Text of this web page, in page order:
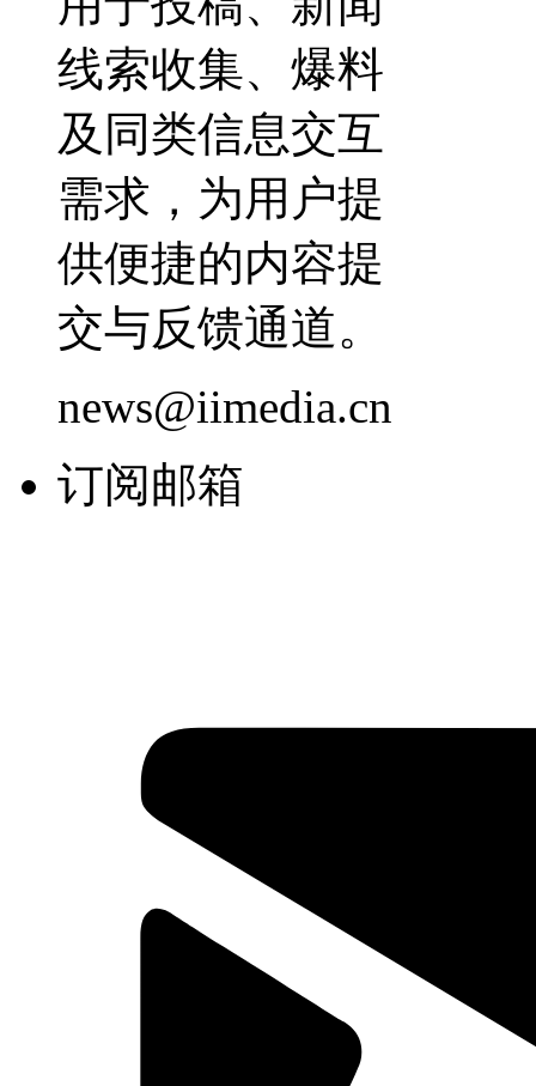
线索收集、爆料
及同类信息交互
需求，为用户提
供便捷的内容提
交与反馈通道。
news@iimedia.cn
订阅邮箱